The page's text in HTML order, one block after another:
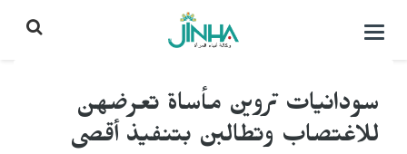
التحكم
سودانيات تروين مأساة تعرضهن
للاغتصاب وتطالبن بتنفيذ أقصى